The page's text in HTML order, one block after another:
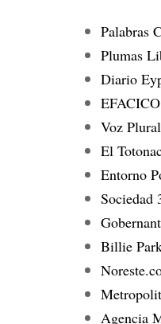
Palabras
Plumas
Diario
EFACICO
Voz Plural
El
Entorno
Sociedad
Billie
Agencia